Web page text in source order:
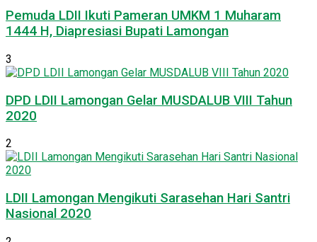
Pemuda LDII Ikuti Pameran UMKM 1 Muharam
1444 H, Diapresiasi Bupati Lamongan
3
DPD LDII Lamongan Gelar MUSDALUB VIII Tahun
2020
2
LDII Lamongan Mengikuti Sarasehan Hari Santri
Nasional 2020